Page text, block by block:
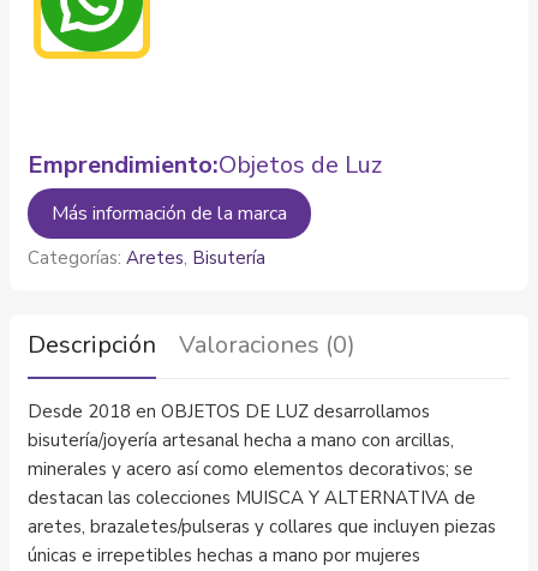
Emprendimiento:Objetos de Luz
Más información de la marca
Categorías: Aretes, Bisutería
Descripción Valoraciones (0)
Desde 2018 en OBJETOS DE LUZ desarrollamos
bisutería/joyería artesanal hecha a mano con arcillas,
minerales y acero así como elementos decorativos; se
destacan las colecciones MUISCA Y ALTERNATIVA de
aretes, brazaletes/pulseras y collares que incluyen piezas
únicas e irrepetibles hechas a mano por mujeres